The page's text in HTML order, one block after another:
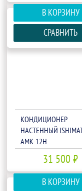
В КОРЗИНУ
СРАВНИТЬ
КОНДИЦИОНЕР
НАСТЕННЫЙ
AMK-12H
31 500 ₽
В КОРЗИНУ